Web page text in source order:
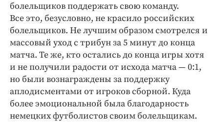
болельщиков поддержать свою команду.
Все это, безусловно, не красило российских
болельщиков. Не лучшим образом смотрелся и
массовый уход с трибун за 5 минут до конца
матча. Те же, кто остались до конца игры хотя
и не получили радости от исхода матча — 0:1,
но были вознаграждены за поддержку
аплодисментами от игроков сборной. Куда
более эмоциональной была благодарность
немецких футболистов своим болельщикам.